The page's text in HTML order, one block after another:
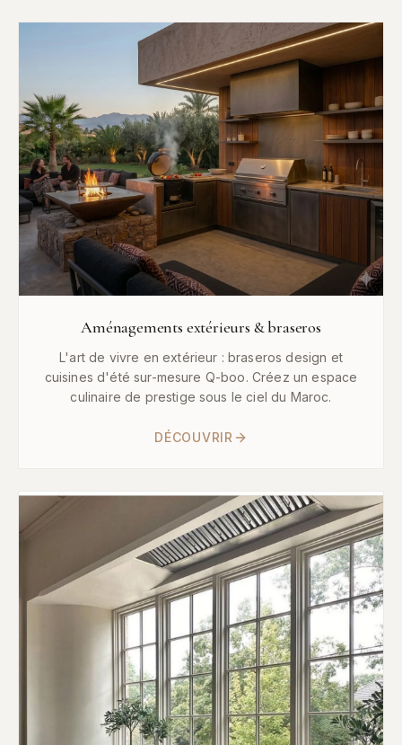
Aménagements extérieurs & braseros
L'art de vivre en extérieur : braseros design et
cuisines d'été sur-mesure Q-boo. Créez un espace
culinaire de prestige sous le ciel du Maroc.
DÉCOUVRIR